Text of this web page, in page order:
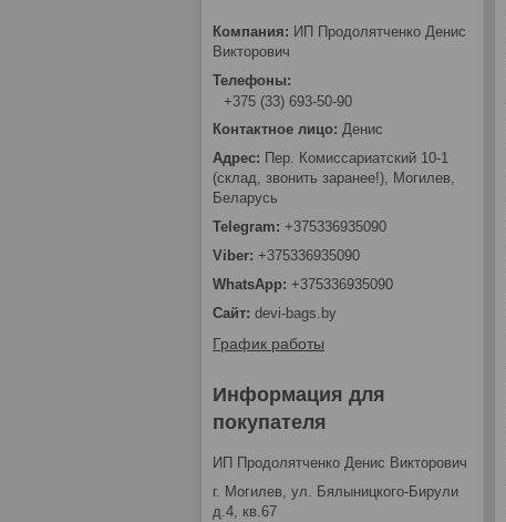
ИП Продолятченко Денис
Викторович
+375 (33) 693-50-90
Денис
Пер. Комиссариатский 10-1
(склад, звонить заранее!), Могилев,
Беларусь
+375336935090
+375336935090
+375336935090
devi-bags.by
График работы
Информация для
покупателя
ИП Продолятченко Денис Викторович
г. Могилев, ул. Бялыницкого-Бирули
д.4, кв.67